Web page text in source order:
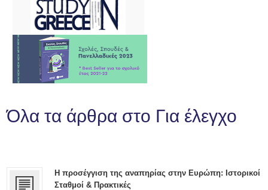
Όλα τα άρθρα στο Για έλεγχο
Η προσέγγιση της αναπηρίας στην Ευρώπη: Ιστορικοί
Σταθμοί & Πρακτικές